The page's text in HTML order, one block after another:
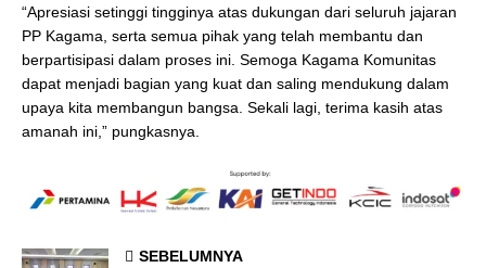
“Apresiasi setinggi tingginya atas dukungan dari seluruh jajaran
PP Kagama, serta semua pihak yang telah membantu dan
berpartisipasi dalam proses ini. Semoga Kagama Komunitas
dapat menjadi bagian yang kuat dan saling mendukung dalam
upaya kita membangun bangsa. Sekali lagi, terima kasih atas
amanah ini,” pungkasnya.
SEBELUMNYA